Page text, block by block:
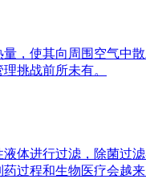
，使其向周围空气
挑战前所未有。
体进行过滤，除菌
过程和生物医疗会